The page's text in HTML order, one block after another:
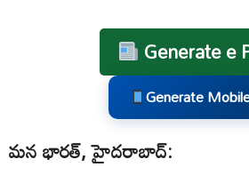
Generate e
Generate
మన భారత్, హైదరాబాద్: